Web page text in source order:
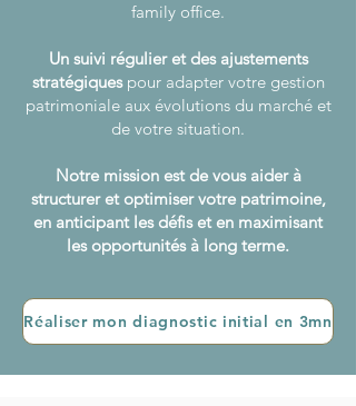
family office.
Un suivi régulier et des ajustements
stratégiquespour adapter votre gestion
patrimoniale aux évolutions du marché et
de votre situation.
Notre mission est de vous aider à
structurer et optimiser votre patrimoine,
en anticipant les défis et en maximisant
les opportunités à long terme.
Réaliser mon diagnostic initial en 3mn